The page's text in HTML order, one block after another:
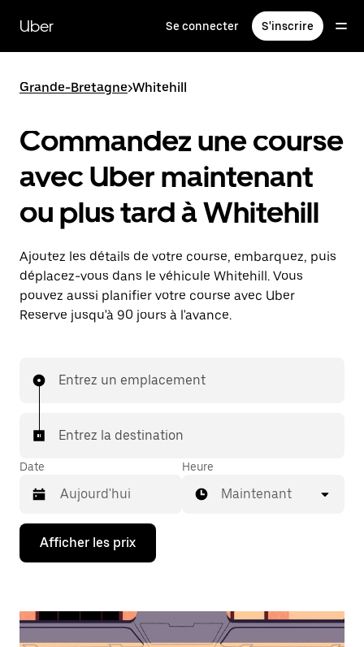
contenu
principal
Uber Se connecter S'inscrire
Grande-Bretagne>Whitehill
Commandez une course
avec Uber maintenant
ou plus tard à Whitehill
Ajoutez les détails de votre course, embarquez, puis
déplacez-vous dans le véhicule Whitehill. Vous
pouvez aussi planifier votre course avec Uber
Reserve jusqu'à 90 jours à l'avance.
Entrez un emplacement
Entrez la destination
Date
Appuyez
la
bas
Heure
Maintenant
Afficher les prix